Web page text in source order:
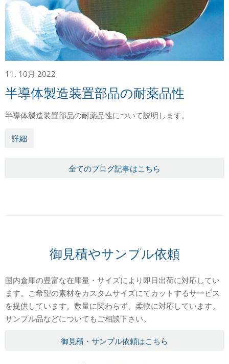
11. 10月 2022
半導体製造装置部品の耐薬品性
半導体製造装置部品の耐薬品性について説明します。
詳細
全てのブログ記事はこちら
御見積やサンプル依頼
国内倉庫の豊富な在庫量・サイズにより即日出荷に対応してい
ます。ご希望の素材をカスタムサイズにてカットするサービス
を提供しています。数量に関わらず、柔軟に対応しています。
サンプル品などについてもご相談下さい。
御見積・サンプル依頼はこちら